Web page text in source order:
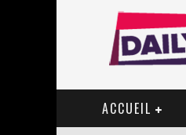
ACCUEIL